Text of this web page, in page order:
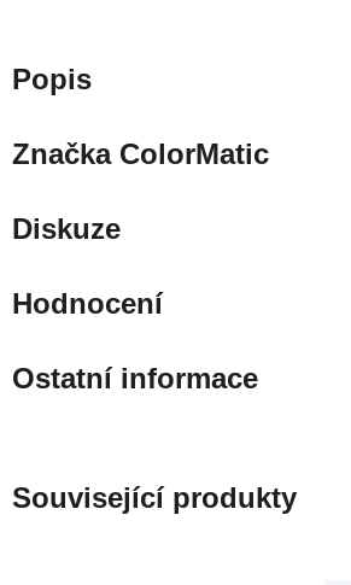
Popis
ZnačkaColorMatic
Diskuze
Hodnocení
Ostatní informace
Související produkty